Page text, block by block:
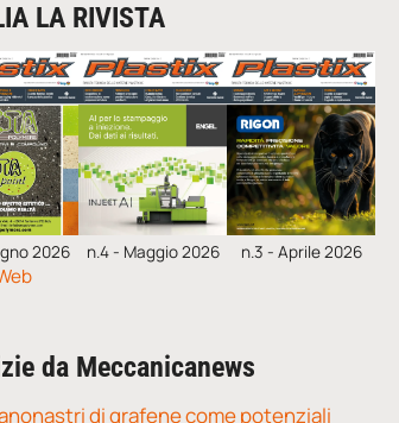
LA RIVISTA
2026 n.4 - Maggio 2026 n.3 - Aprile 2026
da Meccanicanews
di grafene come potenziali